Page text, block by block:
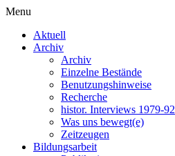
Menu
Aktuell
Archiv
Archiv
Einzelne Bestände
Benutzungshinweise
Recherche
histor. Interviews 1979-92
Was uns bewegt(e)
Zeitzeugen
Bildungsarbeit